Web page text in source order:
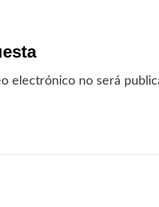
electrónico no será